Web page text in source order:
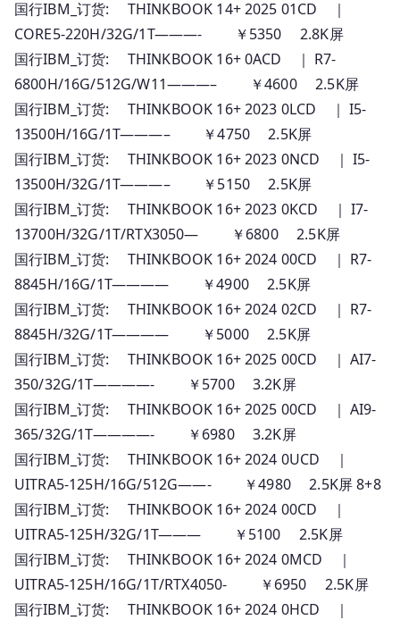
国行IBM_订货: THINKBOOK 14+ 2025 01CD ｜
CORE5-220H/32G/1T———- ￥5350 2.8K屏
国行IBM_订货: THINKBOOK 16+ 0ACD ｜ R7-
6800H/16G/512G/W11———– ￥4600 2.5K屏
国行IBM_订货: THINKBOOK 16+ 2023 0LCD ｜ I5-
13500H/16G/1T———– ￥4750 2.5K屏
国行IBM_订货: THINKBOOK 16+ 2023 0NCD ｜ I5-
13500H/32G/1T———– ￥5150 2.5K屏
国行IBM_订货: THINKBOOK 16+ 2023 0KCD ｜ I7-
13700H/32G/1T/RTX3050— ￥6800 2.5K屏
国行IBM_订货: THINKBOOK 16+ 2024 00CD ｜ R7-
8845H/16G/1T———— ￥4900 2.5K屏
国行IBM_订货: THINKBOOK 16+ 2024 02CD ｜ R7-
8845H/32G/1T———— ￥5000 2.5K屏
国行IBM_订货: THINKBOOK 16+ 2025 00CD ｜ AI7-
350/32G/1T————- ￥5700 3.2K屏
国行IBM_订货: THINKBOOK 16+ 2025 00CD ｜ AI9-
365/32G/1T————- ￥6980 3.2K屏
国行IBM_订货: THINKBOOK 16+ 2024 0UCD ｜
UITRA5-125H/16G/512G——- ￥4980 2.5K屏 8+8
国行IBM_订货: THINKBOOK 16+ 2024 00CD ｜
UITRA5-125H/32G/1T——— ￥5100 2.5K屏
国行IBM_订货: THINKBOOK 16+ 2024 0MCD ｜
UITRA5-125H/16G/1T/RTX4050- ￥6950 2.5K屏
国行IBM_订货: THINKBOOK 16+ 2024 0HCD ｜